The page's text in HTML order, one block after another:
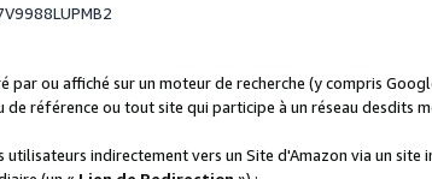
ou affiché sur un moteur de recherche (y compris
référence ou tout site qui participe à un réseau desdits
indirectement vers un Site d'Amazon via un site